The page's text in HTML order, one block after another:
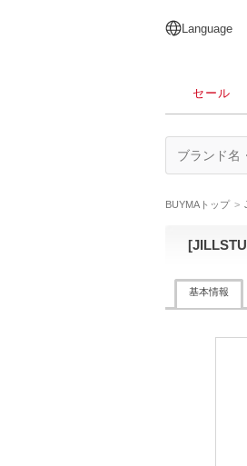
日本語
English
简体中文
繁體中文
Language
セール
BUYMAトップ
基本情報